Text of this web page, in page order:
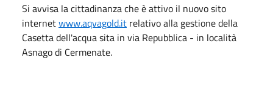
Si avvisa la cittadinanza che è attivo il nuovo sito
internetwww.aqvagold.it relativo alla gestione della
Casetta dell'acqua sita in via Repubblica - in località
Asnago di Cermenate.